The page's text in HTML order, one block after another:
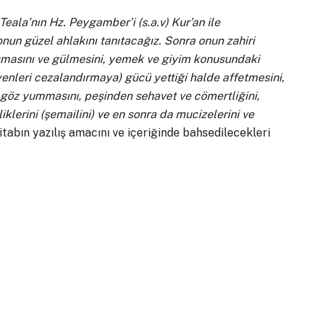
Hz. Peygamber’i (s.a.v) Kur’an ile
güzel ahlakını tanıtacağız. Sonra onun zahiri
ve gülmesini, yemek ve giyim konusundaki
cezalandırmaya) gücü yettiği halde affetmesini,
yummasını, peşinden sehavet ve cömertliğini,
(şemailini) ve en sonra da mucizelerini ve
yazılış amacını ve içeriğinde bahsedilecekleri